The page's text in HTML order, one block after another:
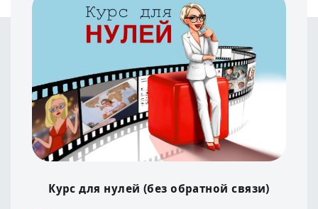
Курс для нулей (без обратной связи)